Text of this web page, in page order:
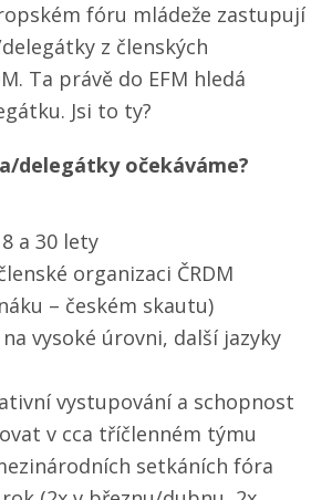
fóru mládeže zastupují
z členských
Ta právě do EFM hledá
Jsi to ty?
​delegátky očekáváme?
a 30 lety
organizaci ČRDM
– českém skautu)
vysoké úrovni, další jazyky
vystupování a schopnost
v cca tříčlenném týmu
setkáních fóra